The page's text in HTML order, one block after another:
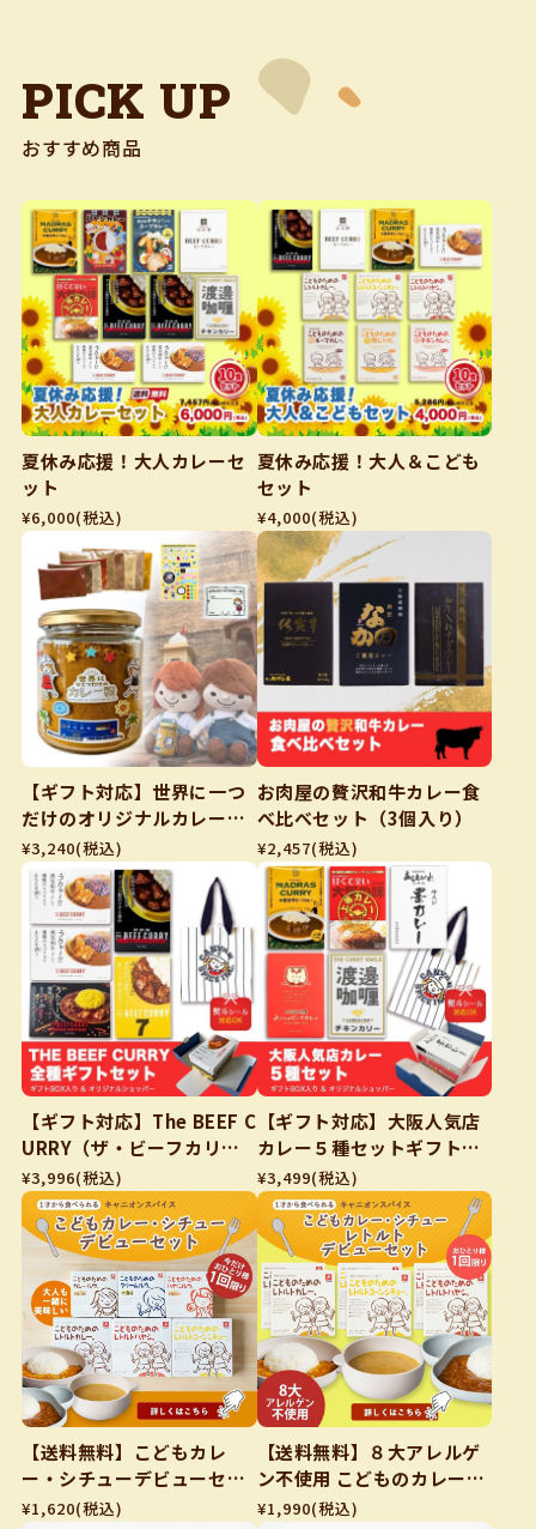
PICK UP
おすすめ商品
夏休み応援！大人カレーセ
ット
¥6,000(税込)
夏休み応援！大人＆こども
セット
¥4,000(税込)
【ギフト対応】世界に一つ
だけのオリジナルカレー粉
作り体験キット(スパイス9
種類+ビン+紙袋+シール)
¥3,240(税込)
お肉屋の贅沢和牛カレー食
べ比べセット（3個入り）
¥2,457(税込)
【ギフト対応】The BEEF C
URRY（ザ・ビーフカリ
ー）全種ギフトセット5個
セットギフトBOX入り＆オ
リジナルショッパー付き！
¥3,996(税込)
【ギフト対応】大阪人気店
カレー５種セットギフトBO
X入り＆オリジナルショッ
パー付き
¥3,499(税込)
【送料無料】こどもカレ
ー・シチューデビューセッ
ト
¥1,620(税込)
【送料無料】８大アレルゲ
ン不使用 こどものカレー・
シチューレトルトデビュー
¥1,990(税込)